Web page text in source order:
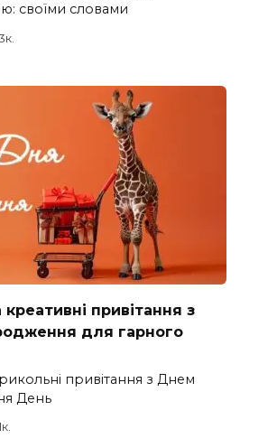
своїми словами
креативні привітання з
для гарного
привітання з Днем
День